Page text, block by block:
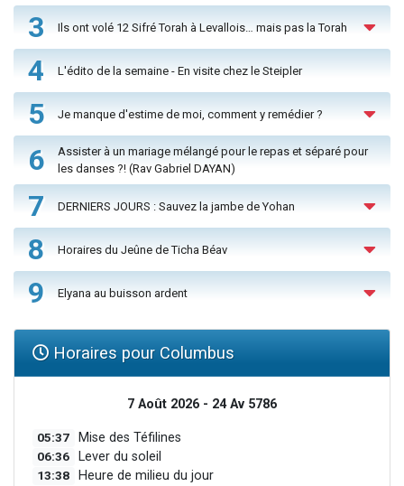
3 Ils ont volé 12 Sifré Torah à Levallois… mais pas la Torah
4 L'édito de la semaine - En visite chez le Steipler
5 Je manque d'estime de moi, comment y remédier ?
6
Assister à un mariage mélangé pour le repas et séparé pour
les danses ?! (Rav Gabriel DAYAN)
7 DERNIERS JOURS : Sauvez la jambe de Yohan
8 Horaires du Jeûne de Ticha Béav
9 Elyana au buisson ardent
Horaires pour Columbus
7 Août 2026 - 24 Av 5786
05:37 Mise des Téfilines
06:36 Lever du soleil
13:38 Heure de milieu du jour